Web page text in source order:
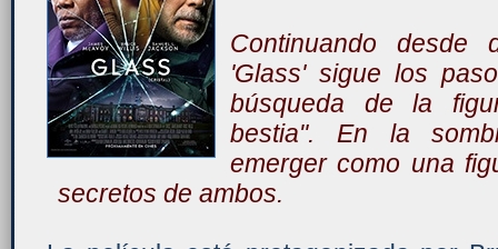
Continuando desde
'Glass' sigue los
búsqueda de la
bestia". En la
emerger como una
secretos de ambos.